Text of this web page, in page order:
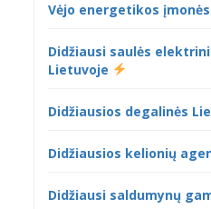
Vėjo energetikos
Didžiausi saulės
Lietuvoje
Didžiausios degalinės
Didžiausios kelionių
Didžiausi saldumynų